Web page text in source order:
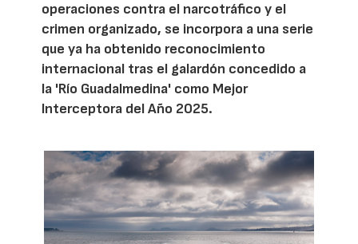
operaciones contra el narcotráfico y el
crimen organizado, se incorpora a una serie
que ya ha obtenido reconocimiento
internacional tras el galardón concedido a
la 'Río Guadalmedina' como Mejor
Interceptora del Año 2025.